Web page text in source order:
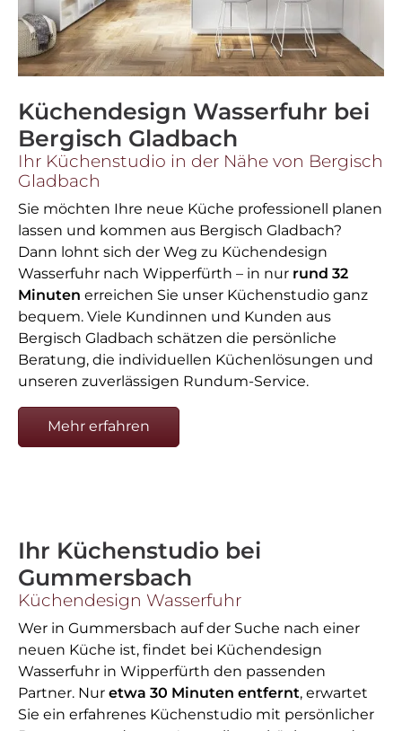
Küchendesign Wasserfuhr bei
Bergisch Gladbach
Ihr Küchenstudio in der Nähe von Bergisch
Gladbach
Sie möchten Ihre neue Küche professionell planen
lassen und kommen aus Bergisch Gladbach?
Dann lohnt sich der Weg zu Küchendesign
Wasserfuhr nach Wipperfürth – in nur rund 32
Minuten erreichen Sie unser Küchenstudio ganz
bequem. Viele Kundinnen und Kunden aus
Bergisch Gladbach schätzen die persönliche
Beratung, die individuellen Küchenlösungen und
unseren zuverlässigen Rundum-Service.
Mehr erfahren
Ihr Küchenstudio bei
Gummersbach
Küchendesign Wasserfuhr
Wer in Gummersbach auf der Suche nach einer
neuen Küche ist, findet bei Küchendesign
Wasserfuhr in Wipperfürth den passenden
Partner. Nur etwa 30 Minuten entfernt, erwartet
Sie ein erfahrenes Küchenstudio mit persönlicher